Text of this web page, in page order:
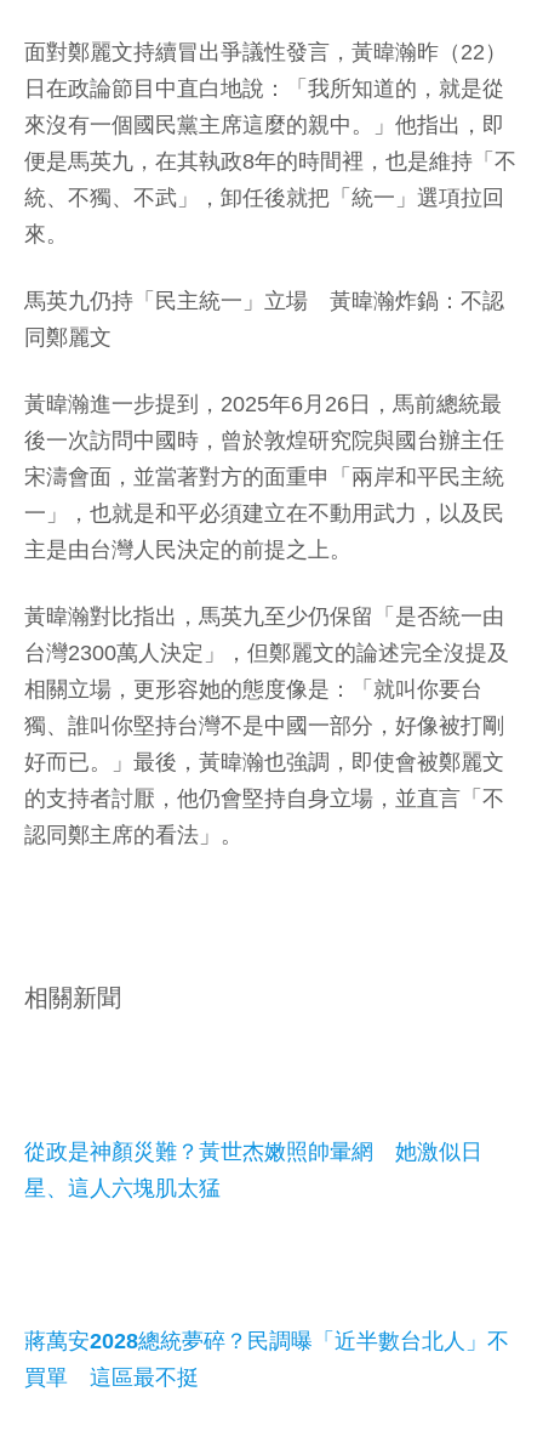
面對鄭麗文持續冒出爭議性發言，黃暐瀚昨（22）
日在政論節目中直白地說：「我所知道的，就是從
來沒有一個國民黨主席這麼的親中。」他指出，即
便是馬英九，在其執政8年的時間裡，也是維持「不
統、不獨、不武」，卸任後就把「統一」選項拉回
來。
馬英九仍持「民主統一」立場 黃暐瀚炸鍋：不認
同鄭麗文
黃暐瀚進一步提到，2025年6月26日，馬前總統最
後一次訪問中國時，曾於敦煌研究院與國台辦主任
宋濤會面，並當著對方的面重申「兩岸和平民主統
一」，也就是和平必須建立在不動用武力，以及民
主是由台灣人民決定的前提之上。
黃暐瀚對比指出，馬英九至少仍保留「是否統一由
台灣2300萬人決定」，但鄭麗文的論述完全沒提及
相關立場，更形容她的態度像是：「就叫你要台
獨、誰叫你堅持台灣不是中國一部分，好像被打剛
好而已。」最後，黃暐瀚也強調，即使會被鄭麗文
的支持者討厭，他仍會堅持自身立場，並直言「不
認同鄭主席的看法」。
相關新聞
從政是神顏災難？黃世杰嫩照帥暈網 她激似日
星、這人六塊肌太猛
蔣萬安2028總統夢碎？民調曝「近半數台北人」不
買單 這區最不挺